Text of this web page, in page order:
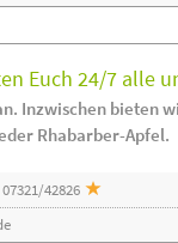
Euch 24/7 alle
Inzwischen bieten
Rhabarber-Apfel.
42826